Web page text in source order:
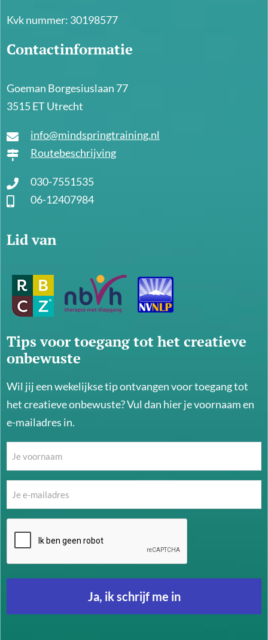
Kvk nummer: 30198577
Contactinformatie
Goeman Borgesiuslaan 77
3515 ET Utrecht
info@mindspringtraining.nl
Routebeschrijving
030-7551535
06-12407984
Lid van
Tips voor toegang tot het creatieve
onbewuste
Wil jij een wekelijkse tip ontvangen voor toegang tot
het creatieve onbewuste? Vul dan hier je voornaam en
e-mailadres in.